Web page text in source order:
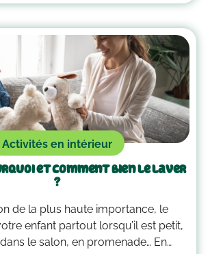
de motricité à la maison !
Activités en intérieur
et comment bien le laver
?
de la plus haute importance, le
enfant partout lorsqu’il est petit,
le salon, en promenade… En